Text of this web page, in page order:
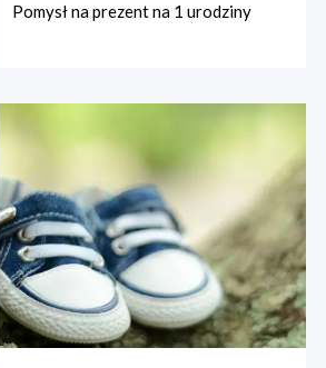
Pomysł na prezent na 1 urodziny